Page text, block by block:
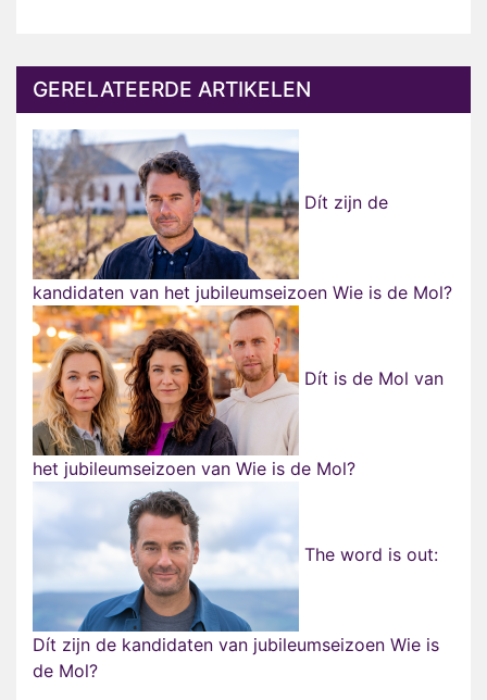
GERELATEERDE ARTIKELEN
Dít zijn de
kandidaten van het jubileumseizoen Wie is de Mol?
Dít is de Mol van
het jubileumseizoen van Wie is de Mol?
The word is out:
Dít zijn de kandidaten van jubileumseizoen Wie is
de Mol?